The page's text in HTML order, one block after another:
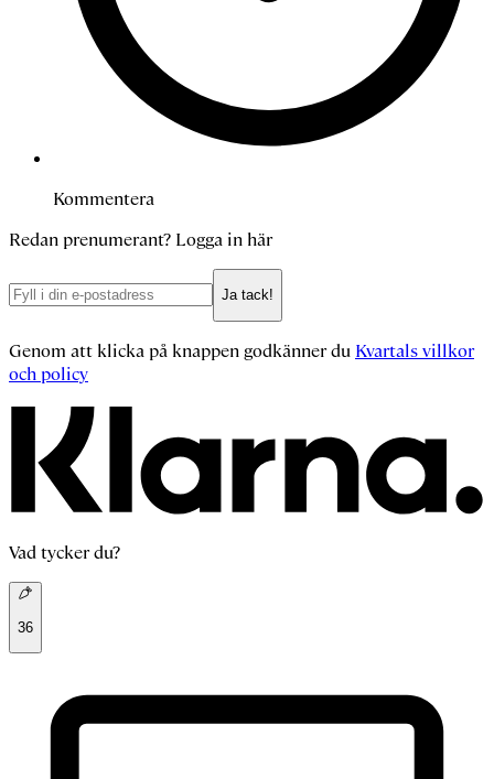
Kommentera
Redan prenumerant? Logga in här
Ja tack!
Genom att klicka på knappen godkänner du Kvartals villkor
och policy
Vad tycker du?
36